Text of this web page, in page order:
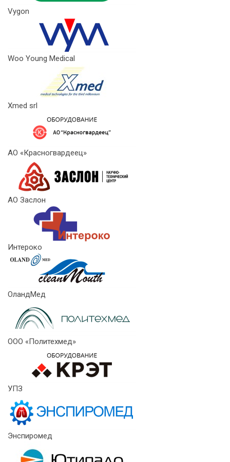
Vygon
Woo Young Medical
Xmed srl
АО «Красногвардеец»
АО Заслон
Интероко
ОландМед
ООО «Политехмед»
УПЗ
Энспиромед